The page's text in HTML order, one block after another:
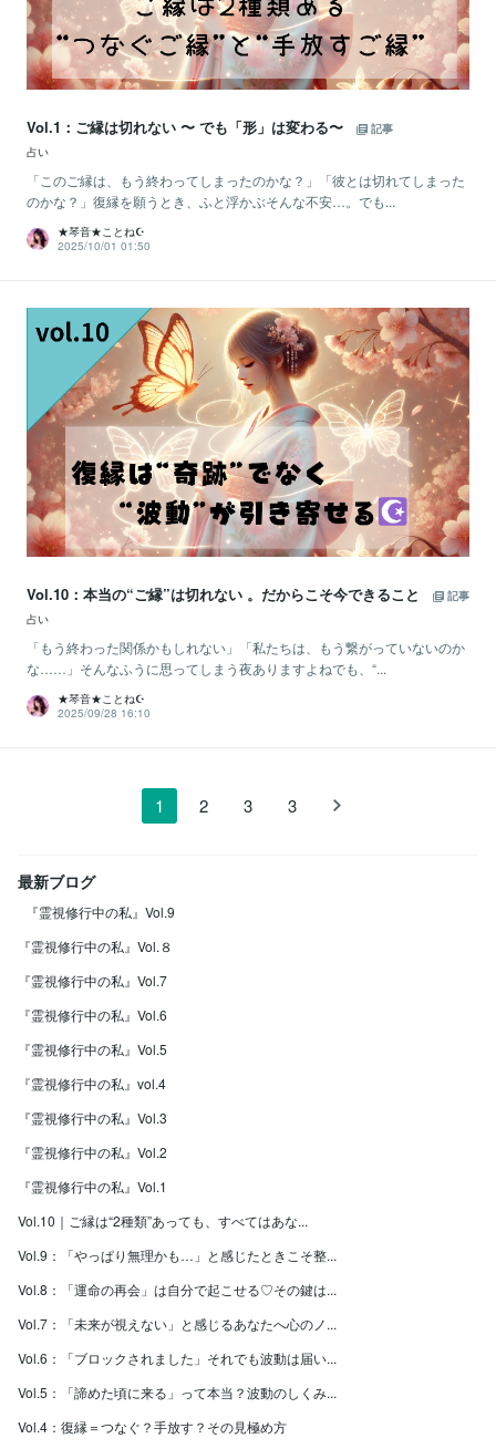
Vol.1：ご縁は切れない 〜 でも「形」は変わる〜
記事
占い
「このご縁は、もう終わってしまったのかな？」「彼とは切れてしまった
のかな？」復縁を願うとき、ふと浮かぶそんな不安…。でも...
★琴音★ことね☪️
2025/10/01 01:50
Vol.10：本当の“ご縁”は切れない 。だからこそ今できること
記事
占い
「もう終わった関係かもしれない」「私たちは、もう繋がっていないのか
な……」そんなふうに思ってしまう夜ありますよねでも、“...
★琴音★ことね☪️
2025/09/28 16:10
1 2 3 3
最新ブログ
『霊視修行中の私』Vol.9
『霊視修行中の私』Vol.８
『霊視修行中の私』Vol.7
『霊視修行中の私』Vol.6
『霊視修行中の私』Vol.5
『霊視修行中の私』vol.4
『霊視修行中の私』Vol.3
『霊視修行中の私』Vol.2
『霊視修行中の私』Vol.1
Vol.10｜ご縁は“2種類”あっても、すべてはあな...
Vol.9：「やっぱり無理かも…」と感じたときこそ整...
Vol.8：「運命の再会」は自分で起こせる♡その鍵は...
Vol.7：「未来が視えない」と感じるあなたへ心のノ...
Vol.6：「ブロックされました」それでも波動は届い...
Vol.5：「諦めた頃に来る」って本当？波動のしくみ...
Vol.4：復縁＝つなぐ？手放す？その見極め方